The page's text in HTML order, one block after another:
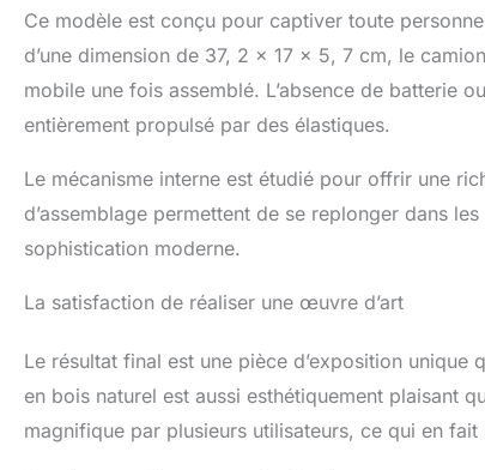
Ce modèle est conçu pour captiver toute
d’une dimension de 37, 2 x 17 x 5, 7 cm, le
mobile une fois assemblé. L’absence de batterie
entièrement propulsé par des élastiques.
Le mécanisme interne est étudié pour offrir une
d’assemblage permettent de se replonger dans
sophistication moderne.
La satisfaction de réaliser une œuvre d’art
Le résultat final est une pièce d’exposition
en bois naturel est aussi esthétiquement plaisant
magnifique par plusieurs utilisateurs, ce qui en